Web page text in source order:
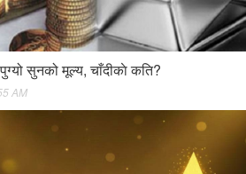
सुनको मूल्य, चाँदीकाे कति?
AM